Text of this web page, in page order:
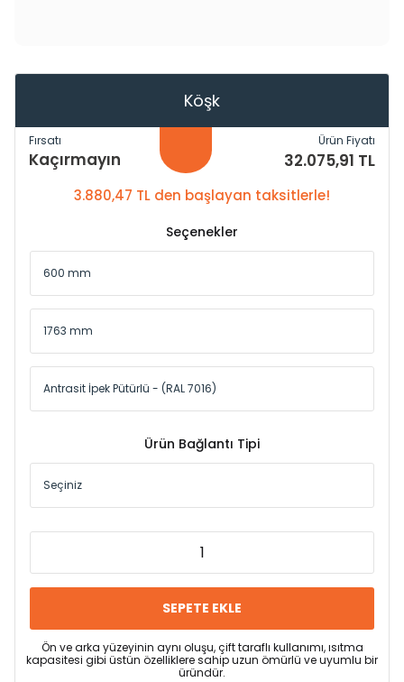
Köşk
Fırsatı
Kaçırmayın
Ürün Fiyatı
32.075,91 TL
3.880,47 TL den başlayan taksitlerle!
Seçenekler
Ürün Bağlantı Tipi
SEPETE EKLE
Ön ve arka yüzeyinin aynı oluşu, çift taraflı kullanımı, ısıtma
kapasitesi gibi üstün özelliklere sahip uzun ömürlü ve uyumlu bir
üründür.